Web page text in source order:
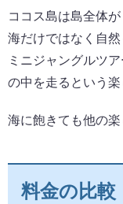
ココス島は島全体
海だけではなく自然
ミニジャングルツ
の中を走るという楽
海に飽きても他の楽
料金の比較